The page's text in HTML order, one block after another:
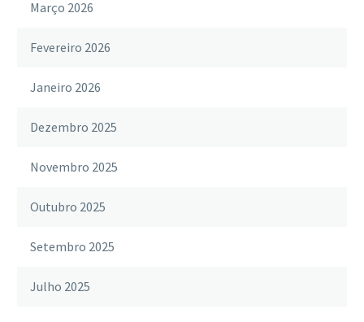
Março 2026
Fevereiro 2026
Janeiro 2026
Dezembro 2025
Novembro 2025
Outubro 2025
Setembro 2025
Julho 2025